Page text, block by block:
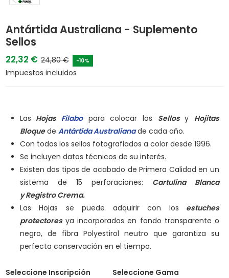
Antártida Australiana - Suplemento
Sellos
22,32 € 24,80 € -10%
Impuestos incluidos
Las Hojas Filabo para colocar los Sellos y Hojitas
Bloquede Antártida Australianade cada año.
Con todos los sellos fotografiados a color desde 1996.
Se incluyen datos técnicos de su interés.
Existen dos tipos de acabado de Primera Calidad en un
sistema de 15 perforaciones: Cartulina Blanca
yRegistro Crema.
Las Hojas se puede adquirir con los estuches
protectoresya incorporados en fondo transparente o
negro, de fibra Polyestirol neutro que garantiza su
perfecta conservación en el tiempo.
Seleccione Inscripción Seleccione Gama